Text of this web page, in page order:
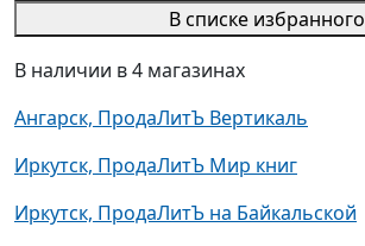
В списке избранного
В наличии в 4 магазинах
Ангарск, ПродаЛитЪ Вертикаль
Иркутск, ПродаЛитЪ Мир книг
Иркутск, ПродаЛитЪ на Байкальской